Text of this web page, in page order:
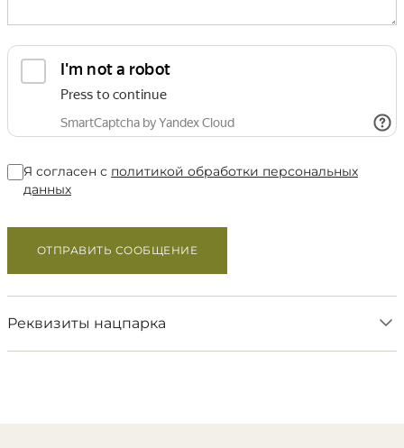
Я согласен с политикой обработки персональных
данных
ОТПРАВИТЬ СООБЩЕНИЕ
Реквизиты нацпарка